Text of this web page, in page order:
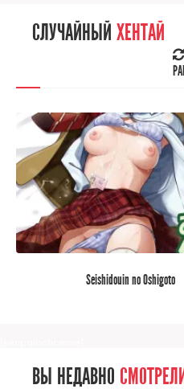
СЛУЧАЙНОЕ АНИМЕ
ВЫ НЕДАВНО
[/senpainoticeme]
САМЫЙ ПОПУЛЯРНЫЙ
СЛУЧАЙНЫЙ ХЕНТАЙ
Seishidouin no Oshigoto
ВЫ НЕДАВНО